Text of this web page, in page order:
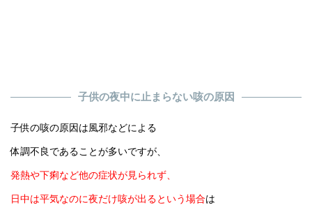
子供の夜中に止まらない咳の原因
子供の咳の原因は風邪などによる
体調不良であることが多いですが、
発熱や下痢など他の症状が見られず、
日中は平気なのに夜だけ咳が出るという場合は